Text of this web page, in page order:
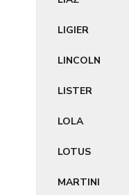
LIGIER
LINCOLN
LISTER
LOLA
LOTUS
MARTINI